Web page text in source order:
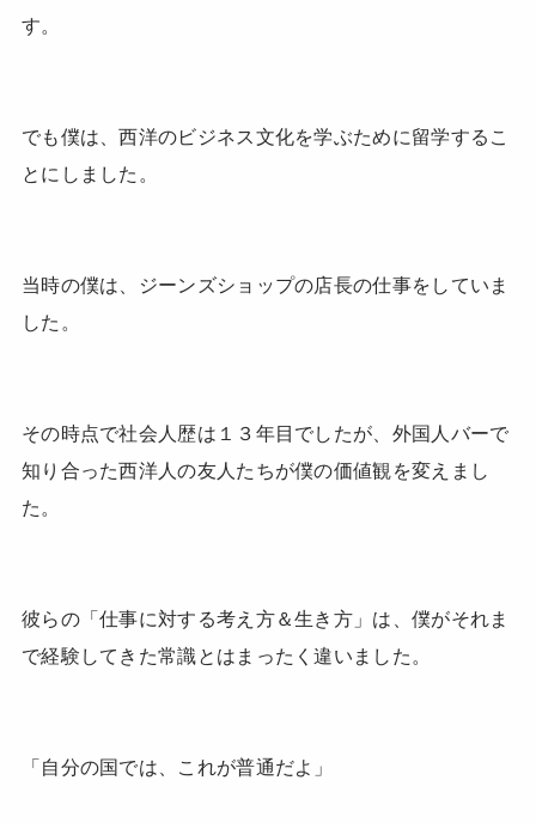
す。
でも僕は、西洋のビジネス文化を学ぶために留学するこ
とにしました。
当時の僕は、ジーンズショップの店長の仕事をしていま
した。
その時点で社会人歴は１３年目でしたが、外国人バーで
知り合った西洋人の友人たちが僕の価値観を変えまし
た。
彼らの「仕事に対する考え方＆生き方」は、僕がそれま
で経験してきた常識とはまったく違いました。
「自分の国では、これが普通だよ」